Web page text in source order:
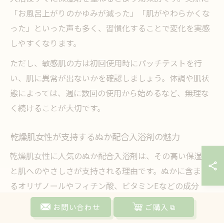
「お風呂上がりのかゆみが減った」「肌がやわらかくな
った」といった声も多く、習慣化することで変化を実感
しやすくなります。
ただし、敏感肌の方は初回使用時にパッチテストを行
い、肌に異常が出ないかを確認しましょう。体調や肌状
態によっては、週に数回の使用から始めるなど、無理な
く続けることが大切です。
乾燥肌女性が支持するぬか配合入浴剤の魅力
乾燥肌女性に人気のぬか配合入浴剤は、その高い保湿力
と肌へのやさしさが支持される理由です。ぬかに含まれ
るオリザノールやフィチン酸、ビタミンEなどの成分
が、肌のバリア機能をサポートし、水分の蒸発を防ぐ働
きがあります。入浴中にこれらの成分が肌表面をコーテ
お問い合わせ ご購入